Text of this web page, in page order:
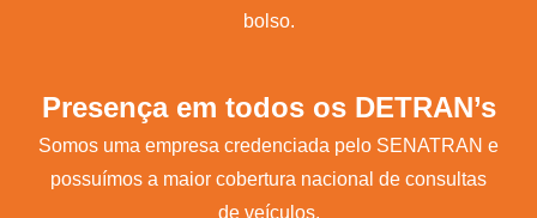
bolso.
Presença em todos os DETRAN’s
Somos uma empresa credenciada pelo SENATRAN e
possuímos a maior cobertura nacional de consultas
de veículos.